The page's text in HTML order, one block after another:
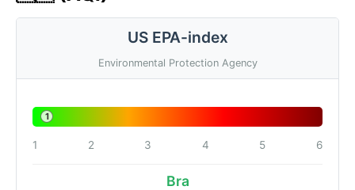
US EPA-index
Environmental Protection Agency
1
1 2 3 4 5 6
Bra